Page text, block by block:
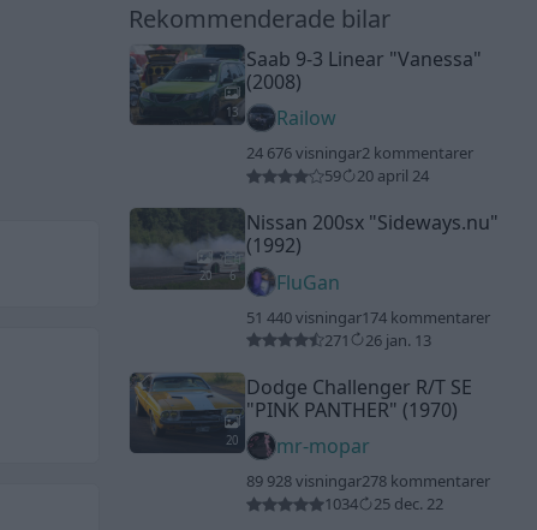
Rekommenderade bilar
13
Saab 9-3 Linear "Vanessa"
(2008)
Railow
24 676 visningar2 kommentarer
59
20 april 24
20 6
Nissan 200sx "Sideways.nu"
(1992)
FluGan
51 440 visningar174 kommentarer
271
26 jan. 13
20
Dodge Challenger R/T SE
"PINK PANTHER" (1970)
mr-mopar
89 928 visningar278 kommentarer
1034
25 dec. 22